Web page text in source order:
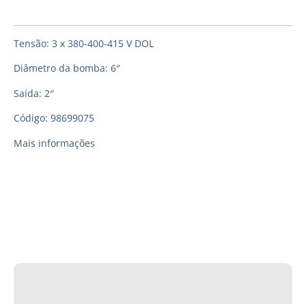
Tensão: 3 x 380-400-415 V DOL
Diâmetro da bomba: 6″
Saída: 2″
Código: 98699075
Mais informações